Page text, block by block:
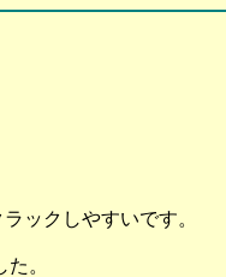
ックしやすいです。
。